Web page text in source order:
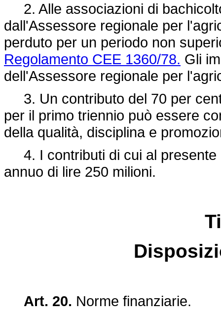
2. Alle associazioni di
dall'Assessore regionale per
perduto per un periodo non
Regolamento CEE 1360/78. Gli
dell'Assessore regionale per
3. Un contributo del 70 per
per il primo triennio può essere
della qualità, disciplina e
4. I contributi di cui al presente
annuo di lire 250 milioni.
Art. 20. Norme finanziarie.